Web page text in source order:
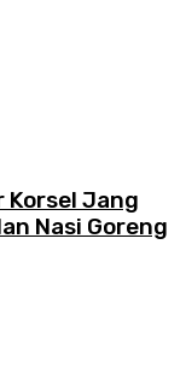
Korsel Jang
Nasi Goreng